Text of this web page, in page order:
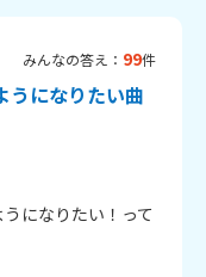
みんなの答え： 99件
うになりたい曲
になりたい！って